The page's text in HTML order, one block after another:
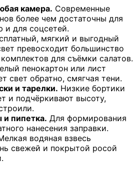
камера. Современные
более чем достаточны для
и для соцсетей.
мягкий и выгодный
превосходит большинство
для съёмки салатов.
пенокартон или лист
свет обратно, смягчая тени.
и тарелки. Низкие бортики
и подчёркивают высоту,
пипетка. Для формирования
нанесения заправки.
водяная взвесь
свежей и покрытой росой